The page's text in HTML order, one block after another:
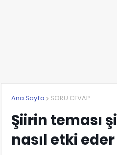
Ana Sayfa SORU CEVAP
Şiirin teması
nasıl etki eder